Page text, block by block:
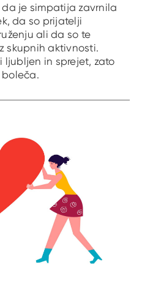
da je simpatija zavrnila
da so prijatelji
ali da so te
skupnih aktivnosti.
ljubljen in sprejet, zato
boleča.